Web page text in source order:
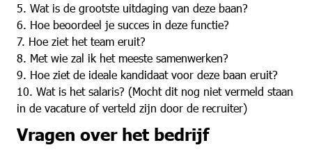
5. Wat is de grootste uitdaging van deze baan?
6. Hoe beoordeel je succes in deze functie?
7. Hoe ziet het team eruit?
8. Met wie zal ik het meeste samenwerken?
9. Hoe ziet de ideale kandidaat voor deze baan eruit?
10. Wat is het salaris? (Mocht dit nog niet vermeld staan
in de vacature of verteld zijn door de recruiter)
Vragen over het bedrijf